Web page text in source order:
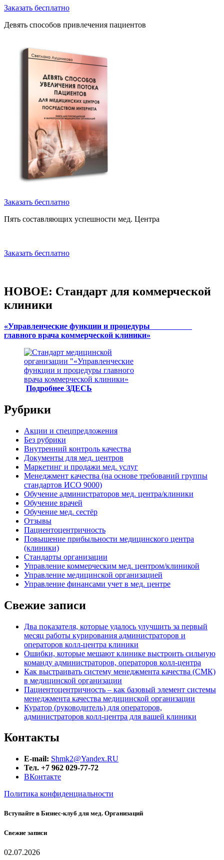
Заказать бесплатно
Девять способов привлечения пациентов
Заказать бесплатно
Пять составляющих успешности мед. Центра
Заказать бесплатно
НОВОЕ: Стандарт для коммерческой
клиники
«Управленческие функции и процедуры
главного врача коммерческой клиники»
Подробнее ЗДЕСЬ
Рубрики
Акции и спецпредложения
Без рубрики
Внутренний контроль качества
Документы для мед. центров
Маркетинг и продажи мед. услуг
Менеджмент качества (на основе требований группы
стандартов ИСО 9000)
Обучение администраторов мед. центра/клиники
Обучение врачей
Обучение мед. сестёр
Отзывы
Пациентоцентричность
Повышение прибыльности медицинского центра
(клиники)
Стандарты организации
Управление коммерческим мед. центром/клиникой
Управление медицинской организацией
Управление финансами учет в мед. центре
Свежие записи
Два показателя, которые удалось улучшить за первый
месяц работы курирования администраторов и
операторов колл-центра клиники
Ошибки, которые мешают клинике выстроить сильную
команду администраторов, операторов колл-центра
Как выстраивать систему менеджмента качества (СМК)
в медицинской организации
Пациентоцентричность – как базовый элемент системы
менеджмента качества медицинской организации
Куратор (руководитель) для операторов,
администраторов колл-центра для вашей клиники
Контакты
E-mail: Shmk2@Yandex.RU
Тел. +7 962 029-77-72
ВКонтакте
Политика конфиденциальности
Вступайте в Бизнес-клуб для мед. Организаций
Свежие записи
02.07.2026